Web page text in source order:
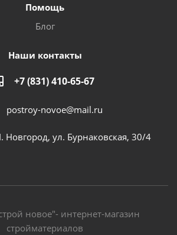
Помощь
Блог
Наши контакты
+7 (831) 410-65-67
postroy-novoe@mail.ru
Новгород, ул. Бурнаковская, 30/4
новое"- интернет-магазин
стройматериалов